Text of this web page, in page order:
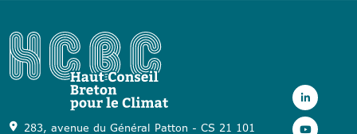
283, avenue du Général Patton - CS 21 101